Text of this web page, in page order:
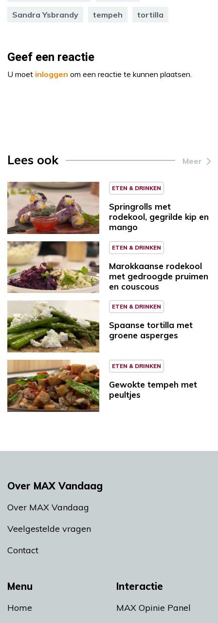
Sandra Ysbrandy tempeh tortilla
Geef een reactie
U moet inloggen om een reactie te kunnen plaatsen.
Lees ook Meer
ETEN & DRINKEN
Springrolls met
rodekool, gegrilde kip en
mango
ETEN & DRINKEN
Marokkaanse rodekool
met gedroogde pruimen
en couscous
ETEN & DRINKEN
Spaanse tortilla met
groene asperges
ETEN & DRINKEN
Gewokte tempeh met
peultjes
Menu
Home
Interactie
MAX Opinie Panel
Over MAX Vandaag
Over MAX Vandaag
Veelgestelde vragen
Contact